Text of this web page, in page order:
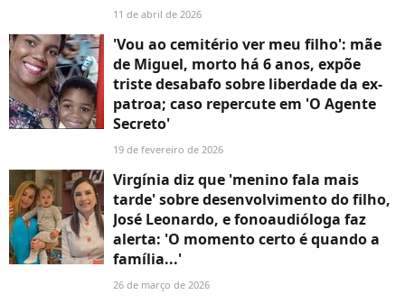
11 de abril de 2026
'Vou ao cemitério ver meu filho': mãe
de Miguel, morto há 6 anos, expõe
triste desabafo sobre liberdade da ex-
patroa; caso repercute em 'O Agente
Secreto'
19 de fevereiro de 2026
Virgínia diz que 'menino fala mais
tarde' sobre desenvolvimento do filho,
José Leonardo, e fonoaudióloga faz
alerta: 'O momento certo é quando a
família...'
26 de março de 2026